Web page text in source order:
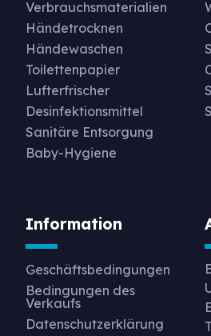
Verbrauchsmaterialien
Händetrocknen
Händewaschen
Toilettenpapier
Lufterfrischer
Desinfektionsmittel
Sanitäre Entsorgung
Baby-Hygiene
Information
Geschäftsbedingungen
Bedingungen des
Verkaufs
Datenschutzerklärung